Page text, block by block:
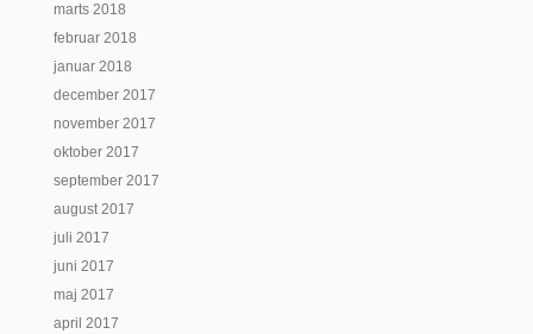
marts 2018
februar 2018
januar 2018
december 2017
november 2017
oktober 2017
september 2017
august 2017
juli 2017
juni 2017
maj 2017
april 2017